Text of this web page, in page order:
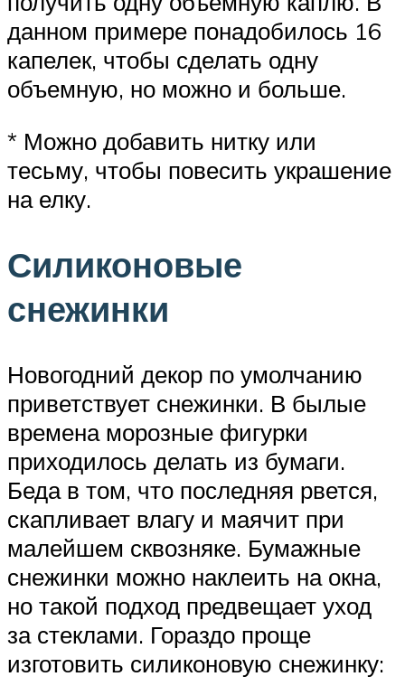
данном примере понадобилось 16
капелек, чтобы сделать одну
объемную, но можно и больше.
* Можно добавить нитку или
тесьму, чтобы повесить украшение
на елку.
Силиконовые
снежинки
Новогодний декор по умолчанию
приветствует снежинки. В былые
времена морозные фигурки
приходилось делать из бумаги.
Беда в том, что последняя рвется,
скапливает влагу и маячит при
малейшем сквозняке. Бумажные
снежинки можно наклеить на окна,
но такой подход предвещает уход
за стеклами. Гораздо проще
изготовить силиконовую снежинку: